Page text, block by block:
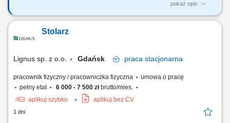
pokaż opis
Główne obowiązki Wykonywanie prac stolarskich oraz prowadzenie
Usuwanie awarii stolarskich. Wykonywanie poleceń służbowych w
ramach swoich obowiązków. Pobieranie z magazynu i rozliczanie
Stolarz
Lignus sp. z o.o. Gdańsk praca stacjonarna
pracownik fizyczny / pracowniczka fizyczna
umowa o pracę
pełny etat
6 000 - 7 500 złbrutto/mies.
aplikuj szybko
aplikuj bez CV
1 dni